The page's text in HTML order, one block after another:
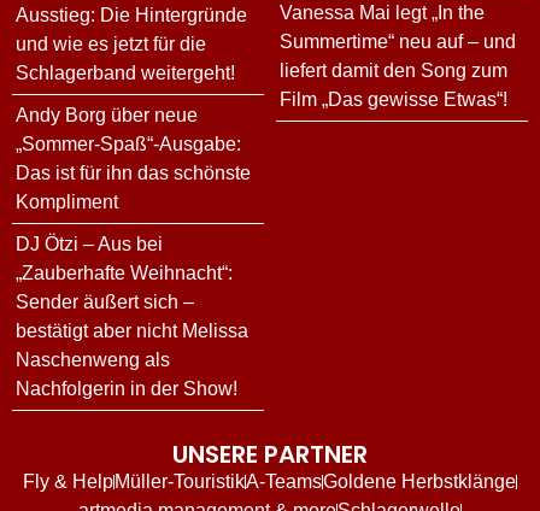
Ausstieg: Die Hintergründe
und wie es jetzt für die
Schlagerband weitergeht!
Andy Borg über neue
„Sommer-Spaß“-Ausgabe:
Das ist für ihn das schönste
Kompliment
DJ Ötzi – Aus bei
„Zauberhafte Weihnacht“:
Sender äußert sich –
bestätigt aber nicht Melissa
Naschenweng als
Nachfolgerin in der Show!
Vanessa Mai legt „In the
Summertime“ neu auf – und
liefert damit den Song zum
Film „Das gewisse Etwas“!
UNSERE PARTNER
Fly & HelpMüller-TouristikA-TeamsGoldene Herbstklänge